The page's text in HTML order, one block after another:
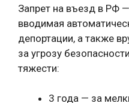
Запрет на въезд в РФ
вводимая
депортации, а также
за угрозу
тяжести:
3 года — за